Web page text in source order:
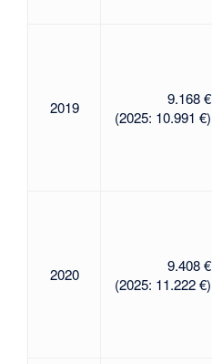
2019
9.168 €
(2025: 10.991 €)
2020
9.408 €
(2025: 11.222 €)